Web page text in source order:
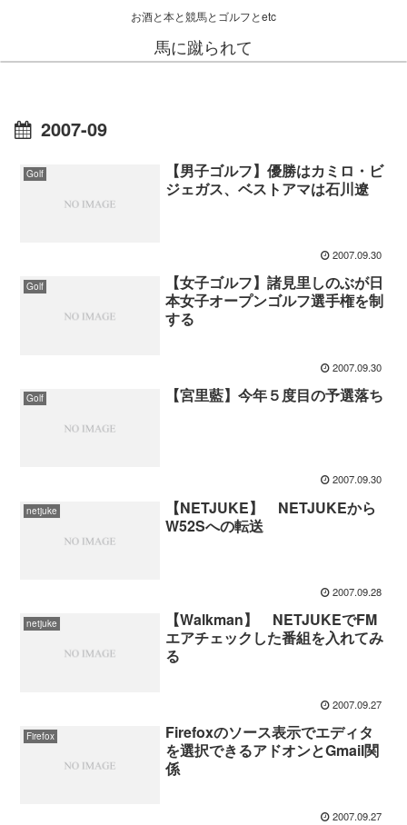
お酒と本と競馬とゴルフとetc
馬に蹴られて
2007-09
Golf
【男子ゴルフ】優勝はカミロ・ビ
ジェガス、ベストアマは石川遼
2007.09.30
Golf
【女子ゴルフ】諸見里しのぶが日
本女子オープンゴルフ選手権を制
する
2007.09.30
Golf 【宮里藍】今年５度目の予選落ち
2007.09.30
netjuke
【NETJUKE】 NETJUKEから
W52Sへの転送
2007.09.28
netjuke
【Walkman】 NETJUKEでFM
エアチェックした番組を入れてみ
る
2007.09.27
Firefox
Firefoxのソース表示でエディタ
を選択できるアドオンとGmail関
係
2007.09.27